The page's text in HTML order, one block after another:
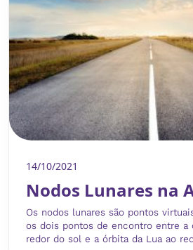
14/10/2021
Nodos Lunares na
Os nodos lunares são pontos
os dois pontos de encontro entre a
redor do sol e a órbita da Lua ao